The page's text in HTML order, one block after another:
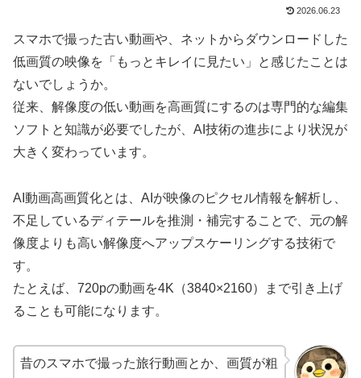
2026.06.23
スマホで撮った古い動画や、ネットからダウンロードした
低画質の映像を「もっとキレイに見たい」と感じたことは
ないでしょうか。
従来、解像度の低い動画を高画質にするのは専門的な編集
ソフトと知識が必要でしたが、AI技術の進歩により状況が
大きく変わっています。
AI動画高画質化とは、AIが映像のピクセル情報を解析し、
不足しているディテールを推測・補完することで、元の解
像度よりも高い解像度へアップスケーリングする技術で
す。
たとえば、720pの動画を4K（3840×2160）まで引き上げ
ることも可能になります。
昔のスマホで撮った旅行動画とか、画質が粗